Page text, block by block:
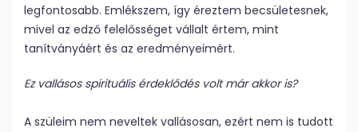
legfontosabb. Emlékszem, így éreztem becsületesnek,
mivel az edző felelősséget vállalt értem, mint
tanítványáért és az eredményeimért.
Ez vallásos spirituális érdeklődés volt már akkor is?
A szüleim nem neveltek vallásosan, ezért nem is tudott